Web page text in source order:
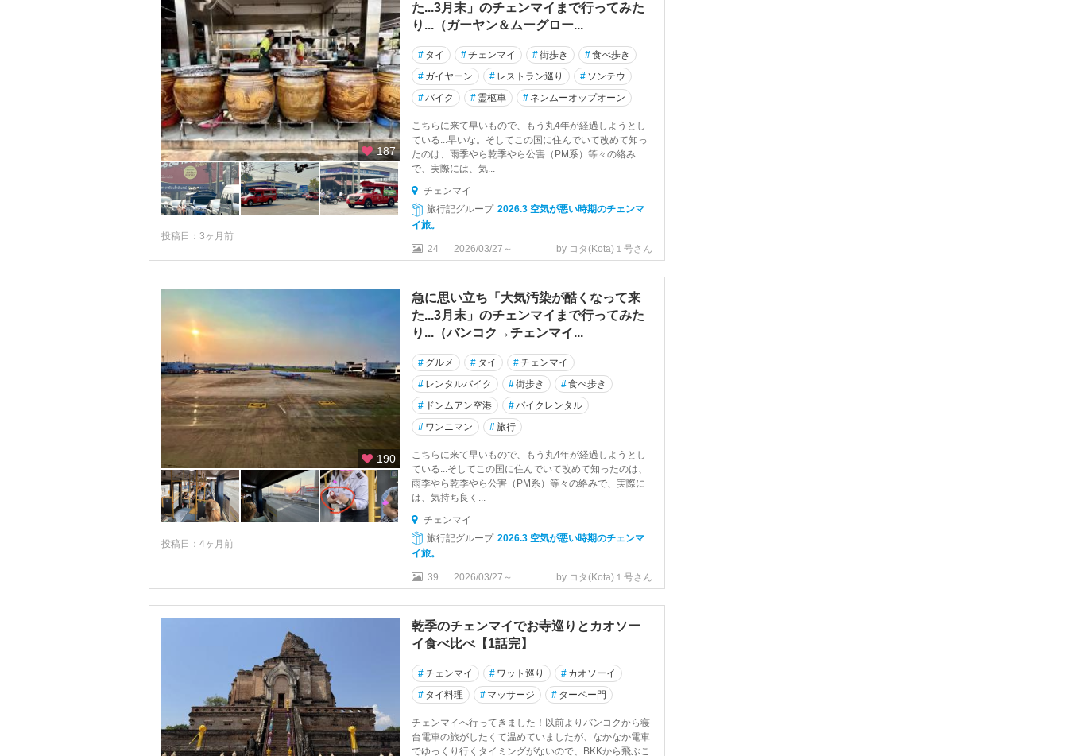
ウボン・ラチャタニ
カオヤイ
カオラック
カオ・プラ・ウィハーン遺跡周辺
カンペーン・ペッ
コーンケン
ゴールデントライアングル
サトゥン
サムットソンクラーム
シラチャ
シー・サケット
シー・サッチャナーライ遺跡公園周辺
シー・チェンマイ
スラー・ターニー
スンガイ・コーロク
ソンクラー
タオ島
チェンライ
トラン
トラート
187
投稿日：3ヶ月前
た...3月末」のチェンマイまで行ってみた
り...（ガーヤン＆ムーグロー...
# タイ #チェンマイ #街歩き #食べ歩き
# ガイヤーン # レストラン巡り # ソンテウ
#バイク # 霊柩車 # ネンムーオップオーン
こちらに来て早いもので、もう丸4年が経過しようとし
ている...早いな。そしてこの国に住んでいて改めて知っ
たのは、雨季やら乾季やら公害（PM系）等々の絡み
で、実際には、気...
チェンマイ
旅行記グループ 2026.3 空気が悪い時期のチェンマ
イ旅。
24 2026/03/27～ by コタ(Kota)１号さん
190
投稿日：4ヶ月前
急に思い立ち「大気汚染が酷くなって来
た...3月末」のチェンマイまで行ってみた
り...（バンコク→チェンマイ...
# グルメ # タイ #チェンマイ
# レンタルバイク #街歩き #食べ歩き
# ドンムアン空港 #バイクレンタル
# ワンニマン #旅行
こちらに来て早いもので、もう丸4年が経過しようとし
ている...そしてこの国に住んでいて改めて知ったのは、
雨季やら乾季やら公害（PM系）等々の絡みで、実際に
は、気持ち良く...
チェンマイ
旅行記グループ 2026.3 空気が悪い時期のチェンマ
イ旅。
39 2026/03/27～ by コタ(Kota)１号さん
乾季のチェンマイでお寺巡りとカオソー
イ食べ比べ【1話完】
#チェンマイ # ワット巡り # カオソーイ
# タイ料理 # マッサージ # ターペー門
チェンマイへ行ってきました！以前よりバンコクから寝
台電車の旅がしたくて温めていましたが、なかなか電車
でゆっくり行くタイミングがないので、BKKから飛ぶこ